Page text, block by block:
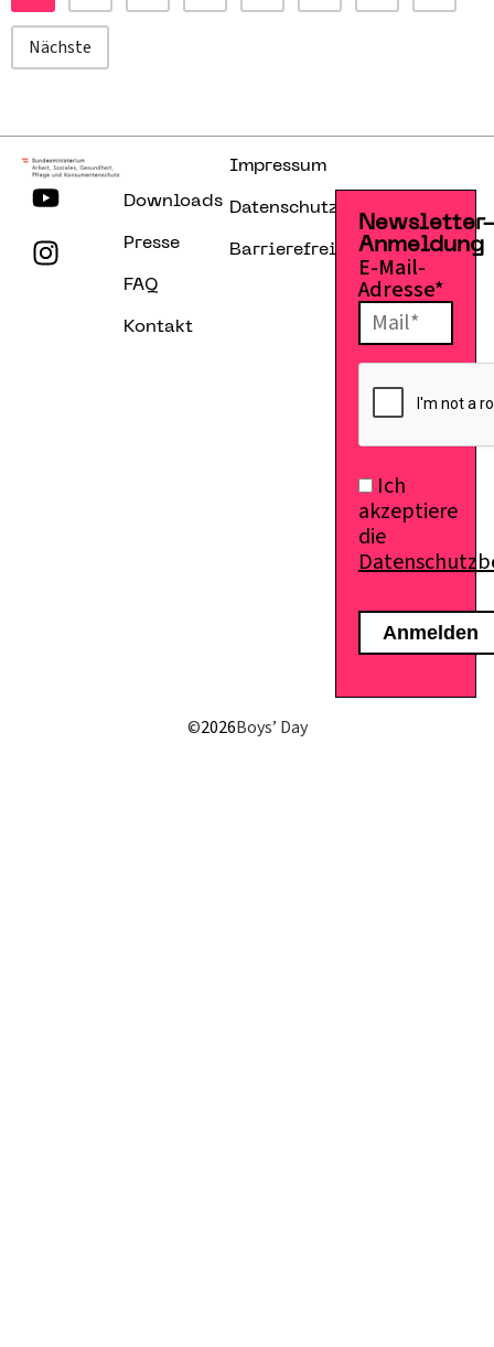
Nächste
Downloads
Presse
FAQ
Kontakt
Impressum
Datenschutzerklärung
Barrierefreiheitserklärung
Anmeldung
E-Mail-
Adresse*
Ich
akzeptiere
die
©2026Boys’ Day